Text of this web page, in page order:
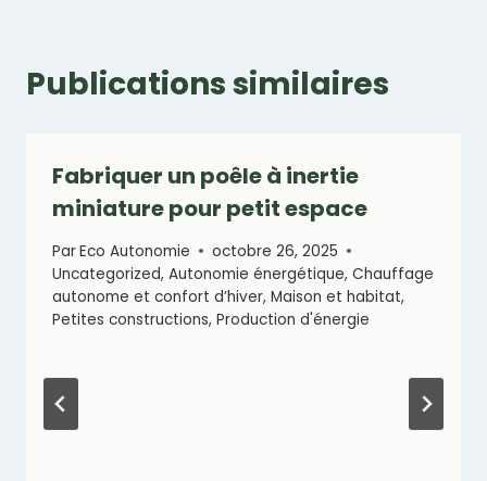
Publications similaires
Fabriquer un poêle à inertie
miniature pour petit espace
ParEco Autonomie
octobre 26, 2025
Uncategorized, Autonomie énergétique, Chauffage
autonome et confort d’hiver, Maison et habitat,
Petites constructions, Production d'énergie